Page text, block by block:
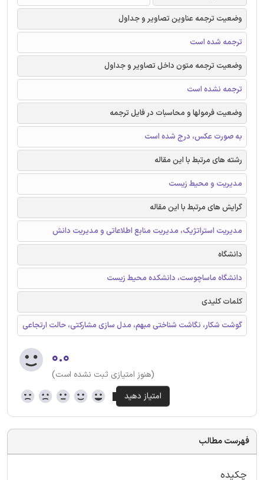
وضعیت ترجمه عناوین تصاویر و جداول
ترجمه شده است
وضعیت ترجمه متون داخل تصاویر و جداول
ترجمه نشده است
وضعیت فرمولها و محاسبات در فایل ترجمه
به صورت عکس، درج شده است
رشته های مرتبط با این مقاله
مدیریت و محیط زیست
گرایش های مرتبط با این مقاله
مدیریت استراتژیک، مدیریت منابع اطلاعاتی و مدیریت دانش
دانشگاه
دانشگاه ماساچوست، دانشکده محیط زیست
کلمات کلیدی
گوشت شکار، نگاشت شناختی مبهم، مدل سازی مشارکتی، حالت ارتجاعی
۰.۰
(هنوز امتیازی ثبت نشده است)
فهرست مطالب
چکیده